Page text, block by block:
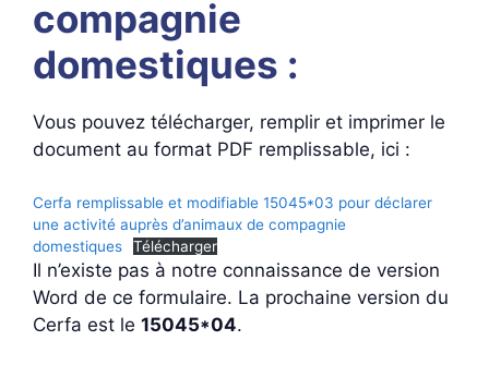
compagnie
domestiques :
Vous pouvez télécharger, remplir et imprimer le
document au format PDF remplissable, ici :
Cerfa remplissable et modifiable 15045*03 pour déclarer
une activité auprès d’animaux de compagnie
domestiques
Télécharger
Il n’existe pas à notre connaissance de version
Word de ce formulaire. La prochaine version du
Cerfa est le 15045*04.